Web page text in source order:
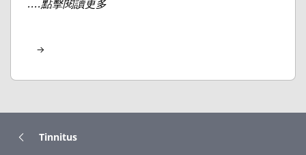
....點擊閱讀更多
Tinnitus